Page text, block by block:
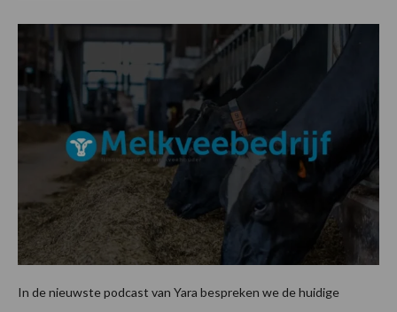
In de nieuwste podcast van Yara bespreken we de huidige